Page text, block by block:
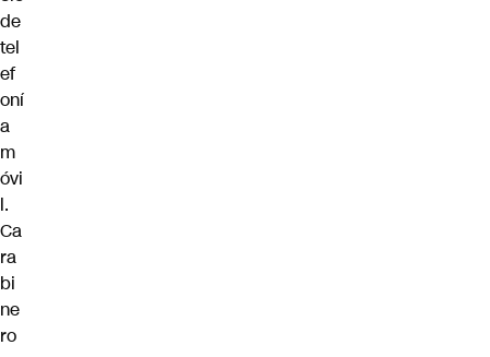
de
tel
ef
oní
a
m
óvi
l.
Ca
ra
bi
ne
ro